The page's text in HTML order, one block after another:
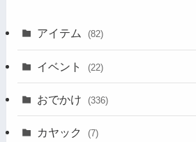
アイテム (82)
イベント (22)
おでかけ (336)
カヤック (7)